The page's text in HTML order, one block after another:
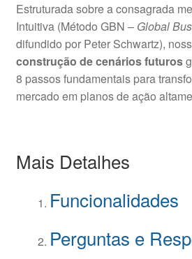
Estruturada sobre a consagrada
Intuitiva (Método GBN – Global
difundido por Peter Schwartz),
construção de cenários futuros
8 passos fundamentais para
mercado em planos de ação
Mais Detalhes
Funcionalidades
Perguntas e